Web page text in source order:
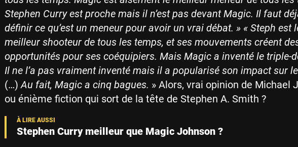
Stephen Curry est proche mais il n’est pas devant Magic. Il faut
définir ce qu’est un meneur pour avoir un vrai débat. » « Steph est
meilleur shooteur de tous les temps, et ses mouvements créent
opportunités pour ses coéquipiers. Mais Magic a inventé le triple-
Il ne l’a pas vraiment inventé mais il a popularisé son impact sur
(…)Au fait, Magic a cinq bagues. » Alors, vrai opinion de Michael
ou énième fiction qui sort de la tête de Stephen A. Smith ?
Stephen Curry meilleur que Magic Johnson ?